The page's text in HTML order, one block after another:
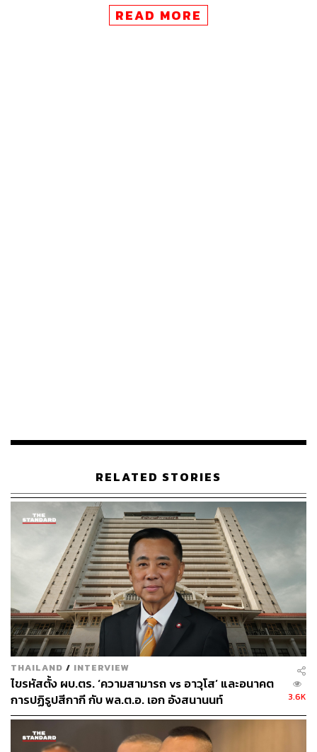
ABOUT THE AUTHOR
READ MORE
RELATED STORIES
THAILAND / INTERVIEW
ไขรหัสตั้ง ผบ.ตร. ‘ความสามารถ vs อาวุโส’ และอนาคต
การปฏิรูปสีกากี กับ พล.ต.อ. เอก อังสนานนท์
3.6K